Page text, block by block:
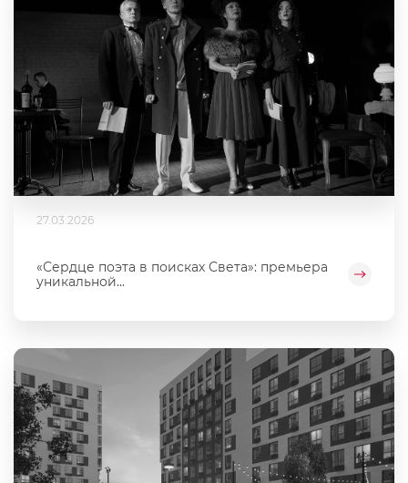
27.03.2026
«Сердце поэта в поисках Света»: премьера
уникальной...